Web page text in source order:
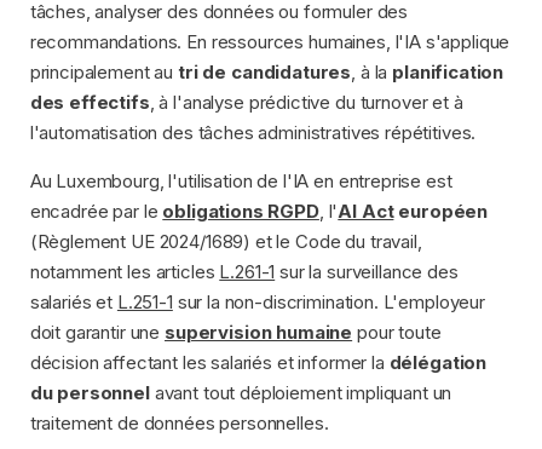
tâches, analyser des données ou formuler des
recommandations. En ressources humaines, l'IA s'applique
principalement au tri de candidatures , à la planification
des effectifs , à l'analyse prédictive du turnover et à
l'automatisation des tâches administratives répétitives.
Au Luxembourg, l'utilisation de l'IA en entreprise est
encadrée par le obligations RGPD, l'AI Acteuropéen
(Règlement UE 2024/1689) et le Code du travail,
notamment les articles L.261-1 sur la surveillance des
salariés et L.251-1 sur la non-discrimination. L'employeur
doit garantir une supervision humaine pour toute
décision affectant les salariés et informer la délégation
du personnelavant tout déploiement impliquant un
traitement de données personnelles.